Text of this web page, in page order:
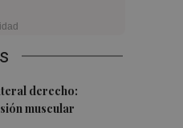
derecho:
muscular